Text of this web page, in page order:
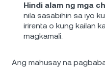
Hindi alam ng mga
nila sasabihin sa iyo
irirenta o kung kailan
magkamali.
Ang mahusay na